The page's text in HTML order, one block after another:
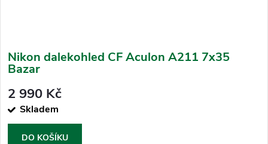
Nikon dalekohled CF Aculon A211 7x35
Bazar
2 990 Kč
Skladem
DO KOŠÍKU